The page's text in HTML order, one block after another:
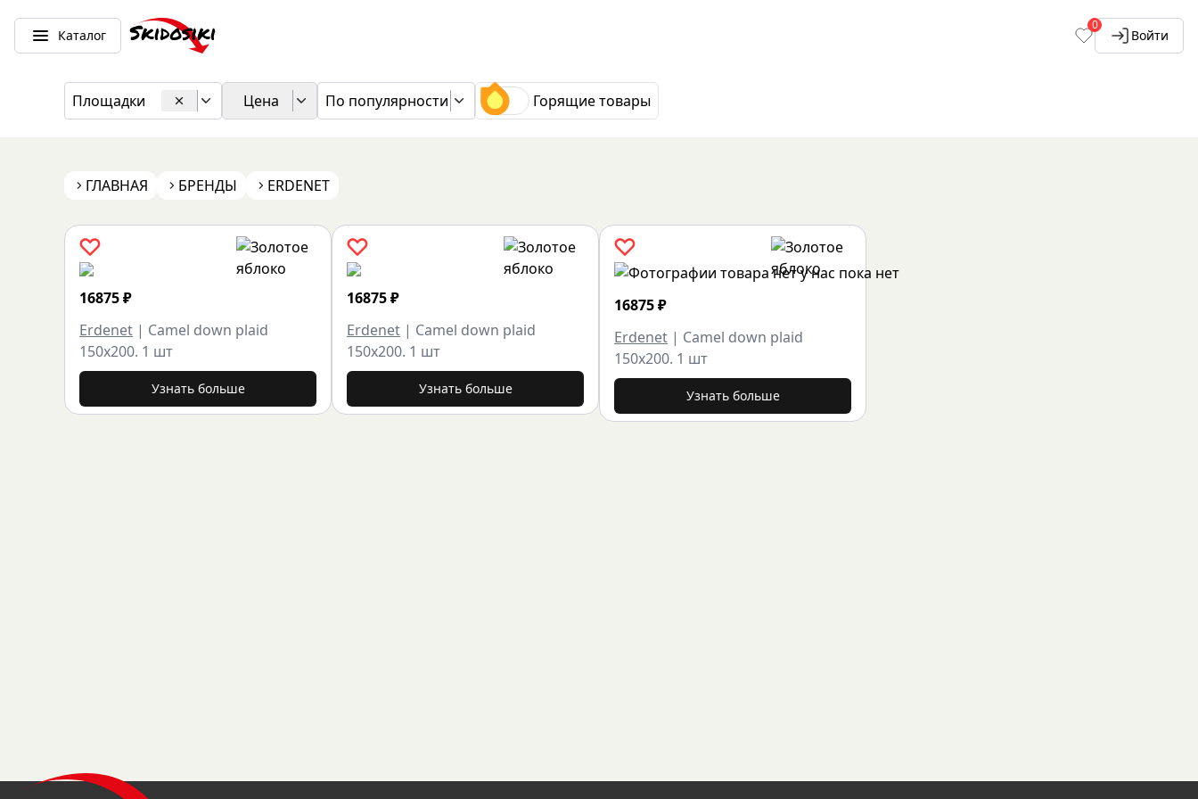
Каталог
0
Войти
Площадки Цена По популярности Горящие товары
ГЛАВНАЯ БРЕНДЫ ERDENET
16875₽
Erdenet | Camel down plaid
150x200. 1 шт
Узнать больше
16875₽
Erdenet | Camel down plaid
150x200. 1 шт
Узнать больше
16875₽
Erdenet | Camel down plaid
150x200. 1 шт
Узнать больше